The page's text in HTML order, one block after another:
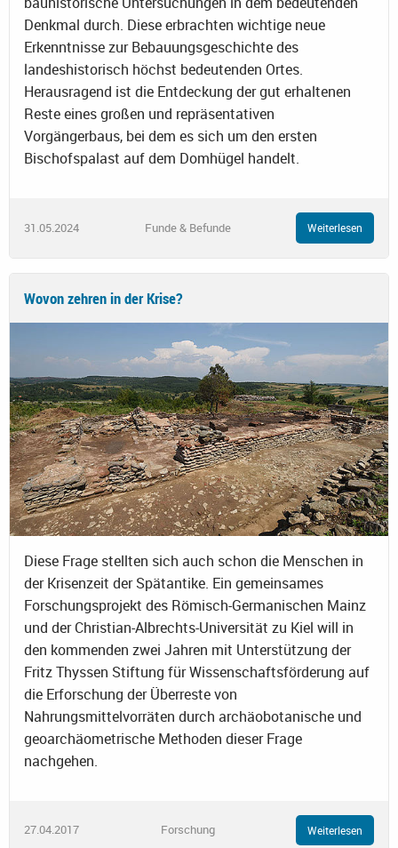
Denkmal durch. Diese erbrachten wichtige neue
Erkenntnisse zur Bebauungsgeschichte des
landeshistorisch höchst bedeutenden Ortes.
Herausragend ist die Entdeckung der gut erhaltenen
Reste eines großen und repräsentativen
Vorgängerbaus, bei dem es sich um den ersten
Bischofspalast auf dem Domhügel handelt.
31.05.2024 Funde & Befunde Weiterlesen
Wovon zehren in der Krise?
Diese Frage stellten sich auch schon die Menschen in
der Krisenzeit der Spätantike. Ein gemeinsames
Forschungsprojekt des Römisch-Germanischen Mainz
und der Christian-Albrechts-Universität zu Kiel will in
den kommenden zwei Jahren mit Unterstützung der
Fritz Thyssen Stiftung für Wissenschaftsförderung auf
die Erforschung der Überreste von
Nahrungsmittelvorräten durch archäobotanische und
geoarchäometrische Methoden dieser Frage
nachgehen.
27.04.2017 Forschung Weiterlesen